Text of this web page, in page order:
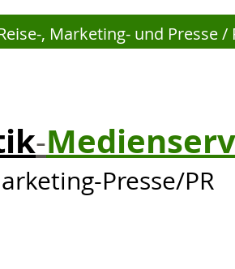
, Marketing- und Presse
-
Presse/PR